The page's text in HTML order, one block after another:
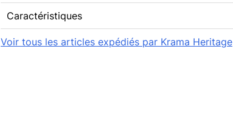
Caractéristiques
Voir tous les articles expédiés par Krama Heritage